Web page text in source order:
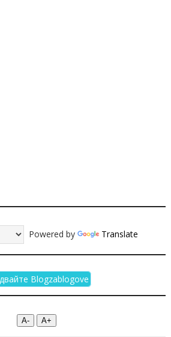
Powered by Translate
Blogzablogove
А- А+